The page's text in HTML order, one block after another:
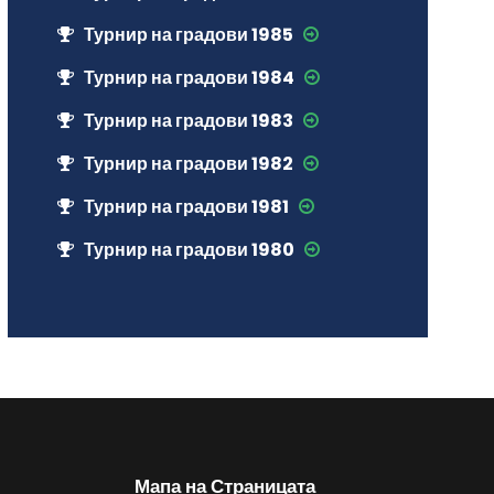
Турнир на градови 1985
Турнир на градови 1984
Турнир на градови 1983
Турнир на градови 1982
Турнир на градови 1981
Турнир на градови 1980
Мапа на Страницата